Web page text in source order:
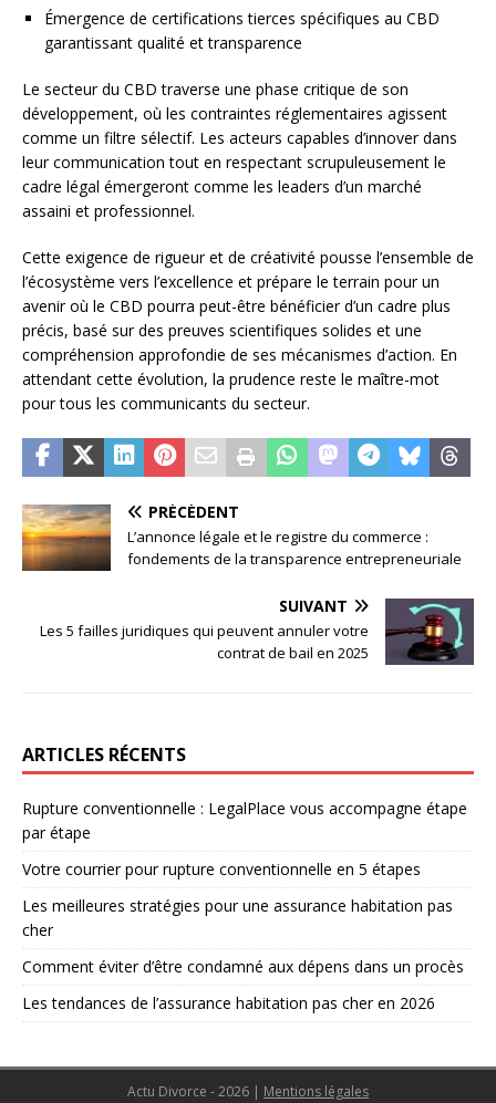
Émergence de certifications tierces spécifiques au CBD
garantissant qualité et transparence
Le secteur du CBD traverse une phase critique de son
développement, où les contraintes réglementaires agissent
comme un filtre sélectif. Les acteurs capables d’innover dans
leur communication tout en respectant scrupuleusement le
cadre légal émergeront comme les leaders d’un marché
assaini et professionnel.
Cette exigence de rigueur et de créativité pousse l’ensemble de
l’écosystème vers l’excellence et prépare le terrain pour un
avenir où le CBD pourra peut-être bénéficier d’un cadre plus
précis, basé sur des preuves scientifiques solides et une
compréhension approfondie de ses mécanismes d’action. En
attendant cette évolution, la prudence reste le maître-mot
pour tous les communicants du secteur.
PRÉCÉDENT
L’annonce légale et le registre du commerce :
fondements de la transparence entrepreneuriale
SUIVANT
Les 5 failles juridiques qui peuvent annuler votre
contrat de bail en 2025
ARTICLES RÉCENTS
Rupture conventionnelle : LegalPlace vous accompagne étape
par étape
Votre courrier pour rupture conventionnelle en 5 étapes
Les meilleures stratégies pour une assurance habitation pas
cher
Comment éviter d’être condamné aux dépens dans un procès
Les tendances de l’assurance habitation pas cher en 2026
Actu Divorce - 2026 | Mentions légales